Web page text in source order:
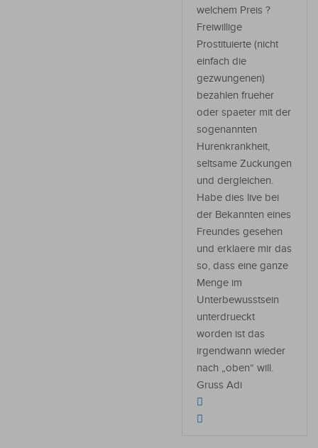
welchem Preis ?
Freiwillige
Prostituierte (nicht
einfach die
gezwungenen)
bezahlen frueher
oder spaeter mit der
sogenannten
Hurenkrankheit,
seltsame Zuckungen
und dergleichen.
Habe dies live bei
der Bekannten eines
Freundes gesehen
und erklaere mir das
so, dass eine ganze
Menge im
Unterbewusstsein
unterdrueckt
worden ist das
irgendwann wieder
nach „oben“ will.
Gruss Adi